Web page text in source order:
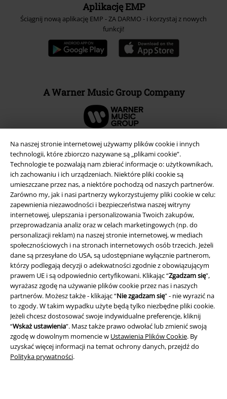
Na naszej stronie internetowej używamy plików cookie i innych
technologii, które zbiorczo nazywane są „plikami cookie”.
Technologie te pozwalają nam zbierać informacje o: użytkownikach,
ich zachowaniu i ich urządzeniach. Niektóre pliki cookie są
umieszczane przez nas, a niektóre pochodzą od naszych partnerów.
Zarówno my, jak i nasi partnerzy wykorzystujemy pliki cookie w celu:
zapewnienia niezawodności i bezpieczeństwa naszej witryny
internetowej, ulepszania i personalizowania Twoich zakupów,
przeprowadzania analiz oraz w celach marketingowych (np. do
personalizacji reklam) na naszej stronie internetowej, w mediach
społecznościowych i na stronach internetowych osób trzecich. Jeżeli
dane są przesyłane do USA, są udostępniane wyłącznie partnerom,
którzy podlegają decyzji o adekwatności zgodnie z obowiązującym
prawem UE i są odpowiednio certyfikowani. Klikając “Zgadzam się”,
wyrażasz zgodę na używanie plików cookie przez nas i naszych
partnerów. Możesz także - klikając “Nie zgadzam się” - nie wyrazić na
to zgody. W takim wypadku użyte będą tylko niezbędne pliki cookie.
Jeżeli chcesz dostosować swoje indywidualne preferencje, kliknij
“Wskaż ustawienia”. Masz także prawo odwołać lub zmienić swoją
zgodę w dowolnym momencie w Ustawienia Plików Cookie. By
uzyskać więcej informacji na temat ochrony danych, przejdź do
Polityka prywatności.
Aplikację EMP
Ściągnij nową aplikację EMP - ZA DARMO - i korzystaj z nowych
funkcji!
A Warner Music Group Company
Informacje prawne
Regulamin
Dane firmy
Polityka prywatności
Unieszkodliwianie odpadów i ochrona środowiska
Deklaracja Zgodności